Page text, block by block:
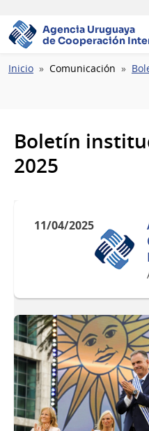
Agencia Uruguaya
de Cooperación
Ruta
Inicio Comunicación
Boletín
2025
11/04/2025